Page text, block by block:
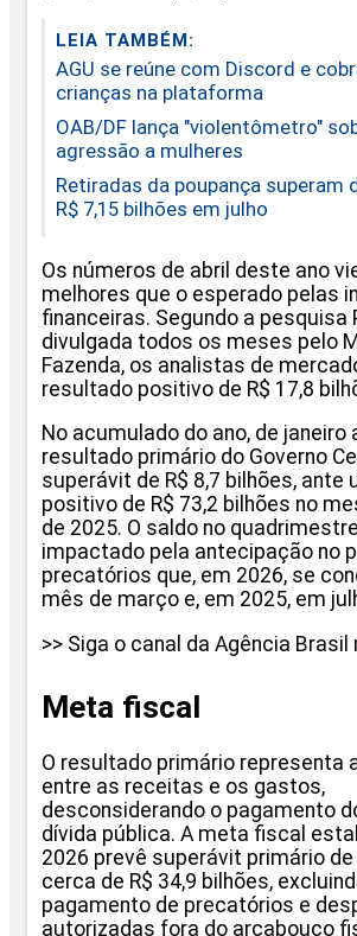
LEIA TAMBÉM:
AGU se reúne com Discord e
crianças na plataforma
OAB/DF lança "violentômetro"
agressão a mulheres
Retiradas da poupança superam
R$ 7,15 bilhões em julho
Os números de abril deste ano
melhores que o esperado pelas
financeiras. Segundo a pesquisa
divulgada todos os meses pelo
Fazenda, os analistas de
resultado positivo de R$ 17,8
No acumulado do ano, de janeiro
resultado primário do Governo
superávit de R$ 8,7 bilhões, ante
positivo de R$ 73,2 bilhões no
de 2025. O saldo no
impactado pela antecipação no
precatórios que, em 2026, se
mês de março e, em 2025, em
>> Siga o canal da Agência Brasil
Meta fiscal
O resultado primário representa
entre as receitas e os gastos,
desconsiderando o pagamento
dívida pública. A meta fiscal
2026 prevê superávit primário de
cerca de R$ 34,9 bilhões,
pagamento de precatórios e
autorizadas fora do arcabouço